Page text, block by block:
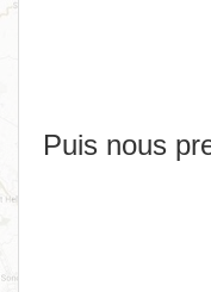
Puis nous